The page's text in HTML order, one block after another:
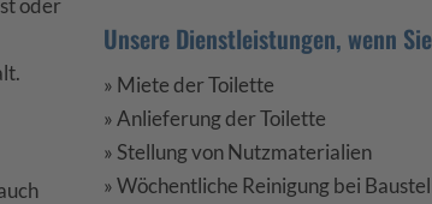
Unsere Dienstleistungen, wenn
» Miete der Toilette
» Anlieferung der Toilette
» Stellung von Nutzmaterialien
» Wöchentliche Reinigung bei